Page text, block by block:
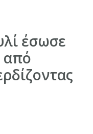
έσωσε
από